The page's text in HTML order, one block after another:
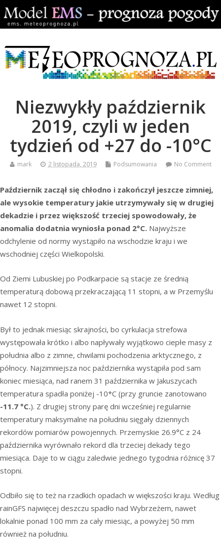
Niezwykły październik
2019, czyli w jeden
tydzień od +27 do -10°C
mark 2 listopada, 2019 Podsumowania No Comment
Październik zaczął się chłodno i zakończył jeszcze zimniej,
ale wysokie temperatury jakie utrzymywały się w drugiej
dekadzie i przez większość trzeciej spowodowały, że
anomalia dodatnia wyniosła ponad 2°C. Najwyższe
odchylenie od normy wystąpiło na wschodzie kraju i we
wschodniej części Wielkopolski.
Od Ziemi Lubuskiej po Podkarpacie są stacje ze średnią
temperaturą dobową przekraczającą 11 stopni, a w Przemyślu
nawet 12 stopni.
Był to jednak miesiąc skrajności, bo cyrkulacja strefowa
występowała krótko i albo napływały wyjątkowo ciepłe masy z
południa albo z zimne, chwilami pochodzenia arktycznego, z
północy. Najzimniejsza noc października wystąpiła pod sam
koniec miesiąca, nad ranem 31 października w Jakuszycach
temperatura spadła poniżej -10*C (przy gruncie zanotowano
-11.7 °C.). Z drugiej strony parę dni wcześniej regularnie
temperatury maksymalne na południu sięgały dziennych
rekordów pomiarów powojennych. Przemyskie 26.9°C z 24
października wyrównało rekord dla trzeciej dekady tego
miesiąca. Daje to w ciągu zaledwie jednego tygodnia różnicę 37
stopni.
Odbiło się to też na rzadkich opadach w większości kraju. Według
rainGFS najwięcej deszczu spadło nad Wybrzeżem, nawet
lokalnie ponad 100 mm za cały miesiąc, a powyżej 50 mm
również na południu.